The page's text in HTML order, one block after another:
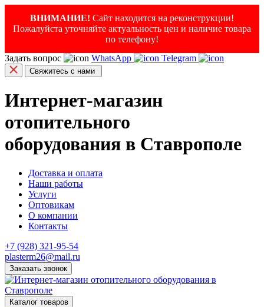
ВНИМАНИЕ! Сайт находится на реконструкции!
Пожалуйста уточняйте актуальность цен и наличие товара
по телефону!
Задать вопрос
WhatsApp Telegram
Свяжитесь с нами
Интернет-магазин
отопительного
оборудования в Ставрополе
Доставка и оплата
Наши работы
Услуги
Оптовикам
О компании
Контакты
+7 (928) 321-95-54
plasterm26@mail.ru
Заказать звонок
Каталог товаров